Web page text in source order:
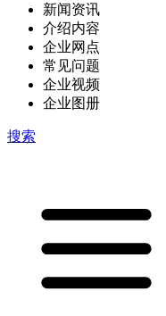
新闻资讯
介绍内容
企业网点
常见问题
企业视频
企业图册
搜索